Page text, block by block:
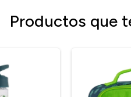
Productos que